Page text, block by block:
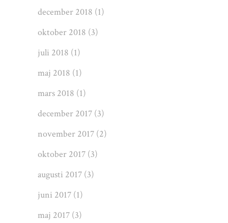
december 2018 (1)
oktober 2018 (3)
juli 2018 (1)
maj 2018 (1)
mars 2018 (1)
december 2017 (3)
november 2017 (2)
oktober 2017 (3)
augusti 2017 (3)
juni 2017 (1)
maj 2017 (3)